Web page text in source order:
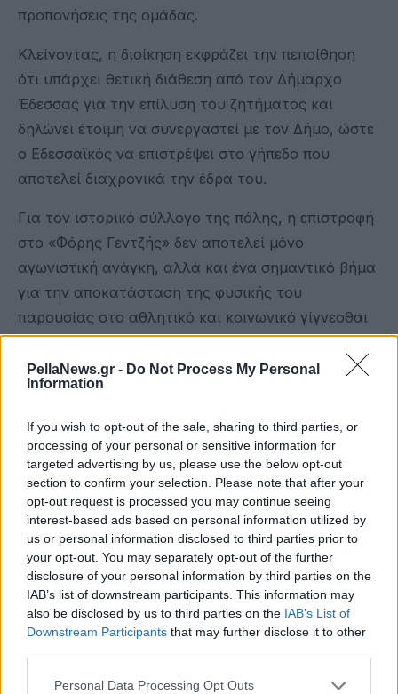
PellaNews.gr - Do Not Process My Personal
Information
If you wish to opt-out of the sale, sharing to third parties, or
processing of your personal or sensitive information for
targeted advertising by us, please use the below opt-out
section to confirm your selection. Please note that after your
opt-out request is processed you may continue seeing
interest-based ads based on personal information utilized by
us or personal information disclosed to third parties prior to
your opt-out. You may separately opt-out of the further
disclosure of your personal information by third parties on the
IAB’s list of downstream participants. This information may
also be disclosed by us to third parties on the IAB’s List of
Downstream Participants that may further disclose it to other
Personal Data Processing Opt Outs
προπονήσεις της ομάδας.
Κλείνοντας, η διοίκηση εκφράζει την πεποίθηση
ότι υπάρχει θετική διάθεση από τον Δήμαρχο
Έδεσσας για την επίλυση του ζητήματος και
δηλώνει έτοιμη να συνεργαστεί με τον Δήμο, ώστε
ο Εδεσσαϊκός να επιστρέψει στο γήπεδο που
αποτελεί διαχρονικά την έδρα του.
Για τον ιστορικό σύλλογο της πόλης, η επιστροφή
στο «Φόρης Γεντζής» δεν αποτελεί μόνο
αγωνιστική ανάγκη, αλλά και ένα σημαντικό βήμα
για την αποκατάσταση της φυσικής του
παρουσίας στο αθλητικό και κοινωνικό γίγνεσθαι
της Έδεσσας.